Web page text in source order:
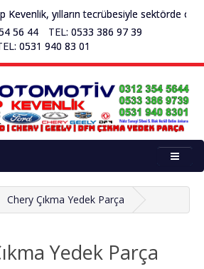
yılların tecrübesiyle sektörde öncü
56 44
TEL: 0533 386 97 39
0531 940 83 01
Chery Çıkma Yedek Parça
Yedek Parça